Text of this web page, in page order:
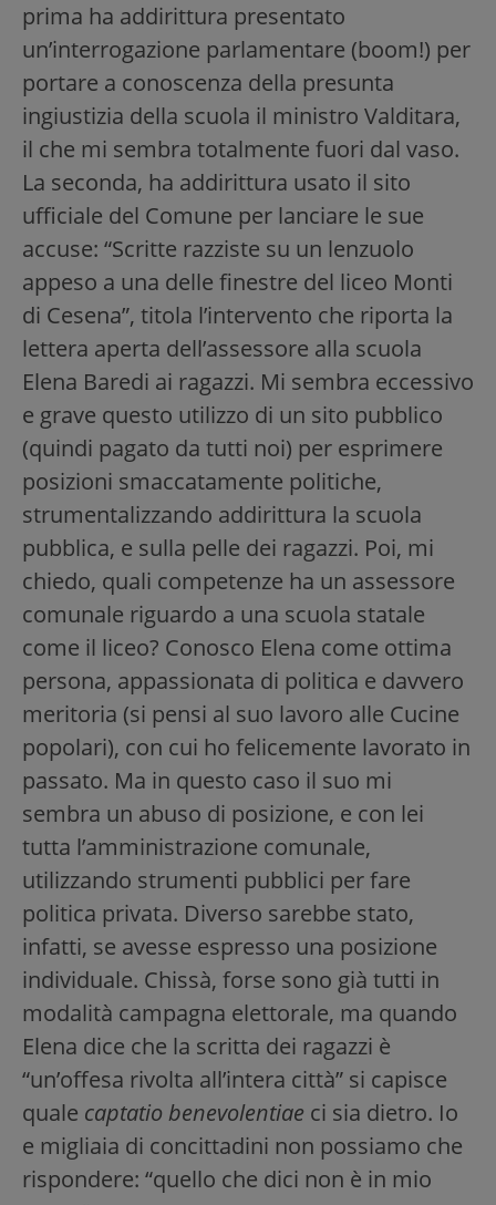
prima ha addirittura presentato
un’interrogazione parlamentare (boom!) per
portare a conoscenza della presunta
ingiustizia della scuola il ministro Valditara,
il che mi sembra totalmente fuori dal vaso.
La seconda, ha addirittura usato il sito
ufficiale del Comune per lanciare le sue
accuse: “Scritte razziste su un lenzuolo
appeso a una delle finestre del liceo Monti
di Cesena”, titola l’intervento che riporta la
lettera aperta dell’assessore alla scuola
Elena Baredi ai ragazzi. Mi sembra eccessivo
e grave questo utilizzo di un sito pubblico
(quindi pagato da tutti noi) per esprimere
posizioni smaccatamente politiche,
strumentalizzando addirittura la scuola
pubblica, e sulla pelle dei ragazzi. Poi, mi
chiedo, quali competenze ha un assessore
comunale riguardo a una scuola statale
come il liceo? Conosco Elena come ottima
persona, appassionata di politica e davvero
meritoria (si pensi al suo lavoro alle Cucine
popolari), con cui ho felicemente lavorato in
passato. Ma in questo caso il suo mi
sembra un abuso di posizione, e con lei
tutta l’amministrazione comunale,
utilizzando strumenti pubblici per fare
politica privata. Diverso sarebbe stato,
infatti, se avesse espresso una posizione
individuale. Chissà, forse sono già tutti in
modalità campagna elettorale, ma quando
Elena dice che la scritta dei ragazzi è
“un’offesa rivolta all’intera città” si capisce
quale captatio benevolentiae ci sia dietro. Io
e migliaia di concittadini non possiamo che
rispondere: “quello che dici non è in mio